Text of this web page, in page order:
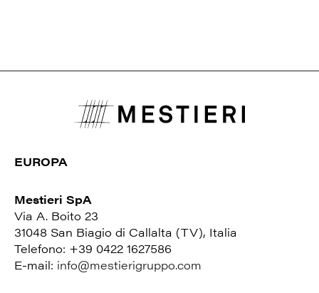
EUROPA
Mestieri SpA
Via A. Boito 23
31048 San Biagio di Callalta (TV), Italia
Telefono: +39 0422 1627586
E-mail: info@mestierigruppo.com